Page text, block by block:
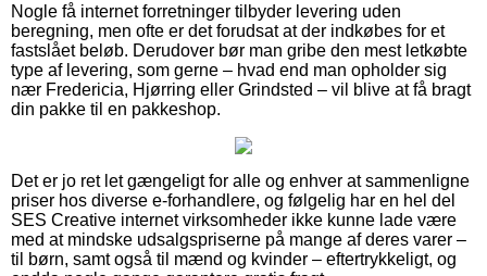
Nogle få internet forretninger tilbyder levering uden
beregning, men ofte er det forudsat at der indkøbes for et
fastslået beløb. Derudover bør man gribe den mest letkøbte
type af levering, som gerne – hvad end man opholder sig
nær Fredericia, Hjørring eller Grindsted – vil blive at få bragt
din pakke til en pakkeshop.
Det er jo ret let gængeligt for alle og enhver at sammenligne
priser hos diverse e-forhandlere, og følgelig har en hel del
SES Creative internet virksomheder ikke kunne lade være
med at mindske udsalgspriserne på mange af deres varer –
til børn, samt også til mænd og kvinder – eftertrykkeligt, og